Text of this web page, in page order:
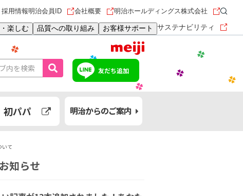
楽しむ 品質への取り組み お客様サポート サステナビリティ
採用情報明治会員ID 会社概要 明治ホールディングス株式会社
友だち追加
初パパ 明治からのご案内
いて
お知らせ